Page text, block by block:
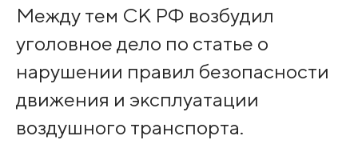
Между тем СК РФ возбудил
уголовное дело по статье о
нарушении правил безопасности
движения и эксплуатации
воздушного транспорта.